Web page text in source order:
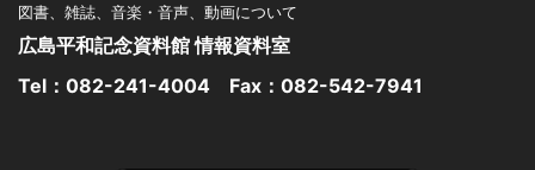
図書、雑誌、音楽・音声、動画について
広島平和記念資料館 情報資料室
Tel： 082-241-4004 Fax：082-542-7941